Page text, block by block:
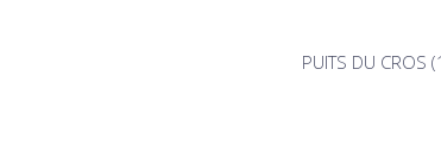
PUITS DU CROS